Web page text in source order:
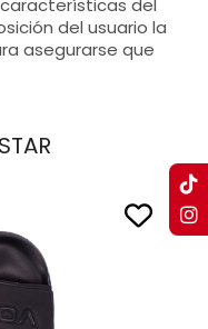
del
del usuario la
asegurarse que